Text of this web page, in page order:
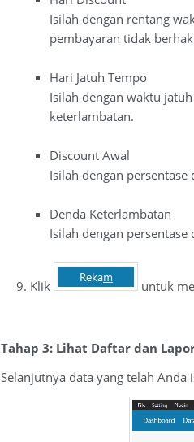
Isilah dengan rentang
pembayaran tidak
Hari Jatuh Tempo
Isilah dengan waktu
keterlambatan.
Discount Awal
Isilah dengan
Denda Keterlambatan
Isilah dengan
Klik untuk
Tahap 3: Lihat Daftar dan
Selanjutnya data yang telah